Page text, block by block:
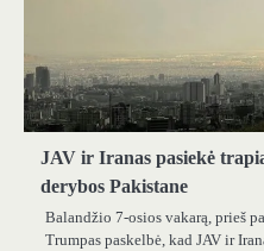
JAV ir Iranas pasiekė
derybos Pakistane
Balandžio 7-osios vakarą, prieš
Trumpas paskelbė, kad JAV ir